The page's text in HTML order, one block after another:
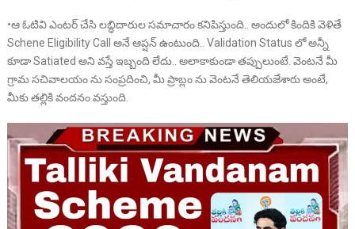
•ఆ ఓటివి ఎంటర్ చేసి లబ్ధిదారుల సమాచారం కనిపిస్తుంది.. అందులో కిందికి వెళితే
Schene Eligibility Call అనే ఆప్షన్ ఉంటుంది.. Validation Status లో అన్నీ
కూడా Satiated అని వస్తే ఇబ్బంది లేదు.. అలాకాకుండా తప్పులుంటే. వెంటనే మీ
గ్రామ సచివాలయం ను సంప్రదించి, మీ ప్రాబ్లం ను వెంటనే తెలియజేశారు అంటే,
మీకు తల్లికి వందనం వస్తుంది.